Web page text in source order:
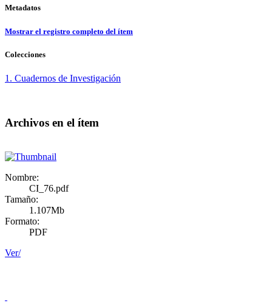
Metadatos
Mostrar el registro completo del ítem
Colecciones
1. Cuadernos de Investigación
Archivos en el ítem
Nombre:
CI_76.pdf
Tamaño:
1.107Mb
Formato:
PDF
Ver/